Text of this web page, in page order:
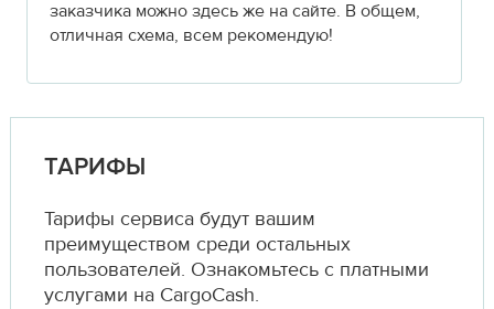
заказчика можно здесь же на сайте. В общем,
отличная схема, всем рекомендую!
ТАРИФЫ
Тарифы сервиса будут вашим
преимуществом среди остальных
пользователей. Ознакомьтесь с платными
услугами на CargoCash.